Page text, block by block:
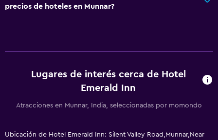
precios de hoteles en Munnar?
Lugares de interés cerca de Hotel
Emerald Inn
Atracciones en Munnar, India, seleccionadas por momondo
Ubicación de Hotel Emerald Inn: Silent Valley Road,Munnar,Near